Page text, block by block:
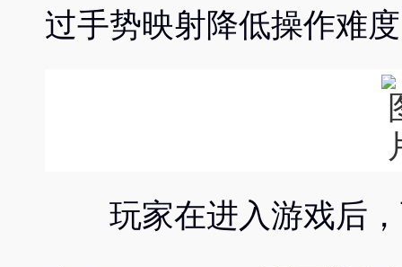
过手势映射降低操作难
玩家在进入游戏后，